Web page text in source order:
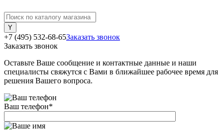
+7 (495) 532-68-65Заказать звонок
Заказать звонок
Оставьте Ваше сообщение и контактные данные и наши
специалисты свяжутся с Вами в ближайшее рабочее время для
решения Вашего вопроса.
Ваш телефон*